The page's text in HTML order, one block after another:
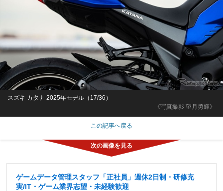
《写真撮影 望月勇輝》
スズキ カタナ 2025年モデル（17/36）
この記事へ戻る
ゲームデータ管理スタッフ「正社員」週休2日制・研修充
実/IT・ゲーム業界志望・未経験歓迎